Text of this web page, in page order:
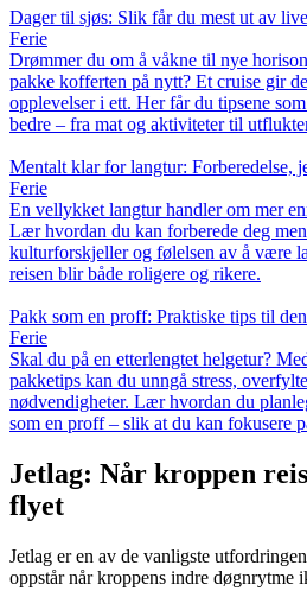
Dager til sjøs: Slik får du mest ut av
Ferie
Drømmer du om å våkne til nye
pakke kofferten på nytt? Et cruise gir
opplevelser i ett. Her får du tipsene
bedre – fra mat og aktiviteter til
Mentalt klar for langtur: Forberedelse,
Ferie
En vellykket langtur handler om mer
Lær hvordan du kan forberede deg
kulturforskjeller og følelsen av å være
reisen blir både roligere og rikere.
Pakk som en proff: Praktiske tips til
Ferie
Skal du på en etterlengtet helgetur?
pakketips kan du unngå stress,
nødvendigheter. Lær hvordan du
som en proff – slik at du kan fokusere
Jetlag: Når kroppen
flyet
Jetlag er en av de vanligste
oppstår når kroppens indre døgnrytme